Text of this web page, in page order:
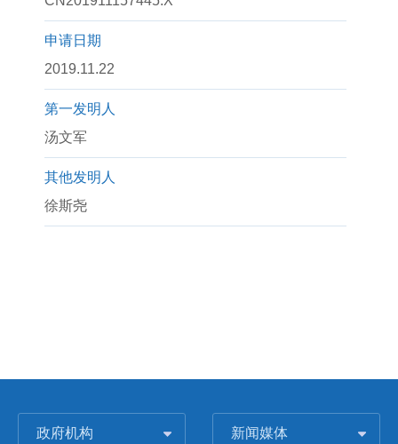
申请日期
2019.11.22
第一发明人
汤文军
其他发明人
徐斯尧
政府机构 新闻媒体